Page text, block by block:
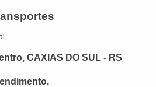
CAXIAS DO SUL - RS